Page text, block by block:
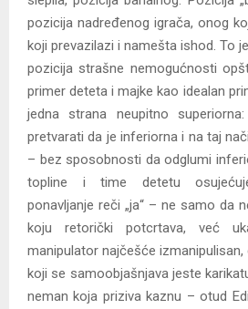
pozicija nadređenog igrača, onog
koji prevazilazi i namešta ishod. To
pozicija strašne nemogućnosti
primer deteta i majke kao idealan
jedna strana neupitno
pretvarati da je inferiorna i na taj
– bez sposobnosti da odglumi
topline i time detetu
ponavljanje reči „ja“ – ne samo da
koju retorički potcrtava, već
manipulator najčešće izmanipulisan,
koji se samoobjašnjava jeste
neman koja priziva kaznu – otud